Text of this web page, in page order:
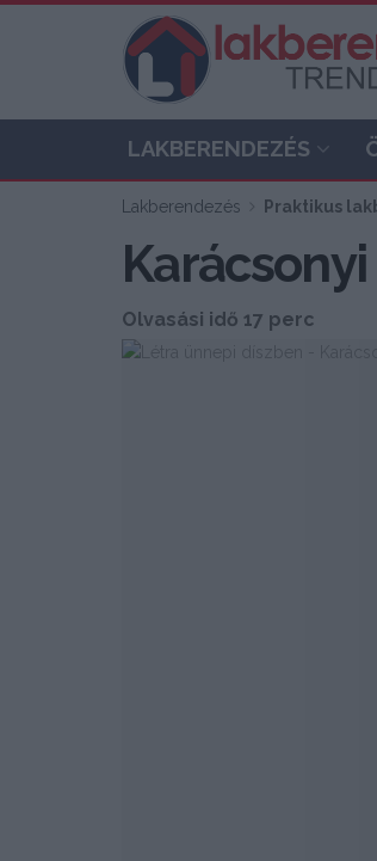
LAKBERENDEZÉS
Lakberendezés Praktikus
Olvasási idő 17 perc